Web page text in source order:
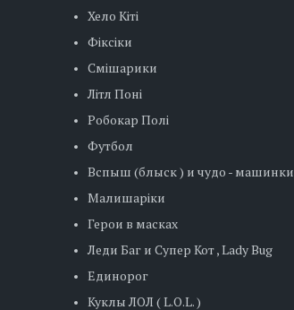
Хело Кіті
Фіксіки
Смішарики
Літл Поні
Робокар Полі
Футбол
Вспыш (блыск ) и чудо - машинки
Малишаріки
Герои в масках
Леди Баг и Супер Кот , Lady Bug
Единорог
Куклы ЛОЛ ( L.O.L. )